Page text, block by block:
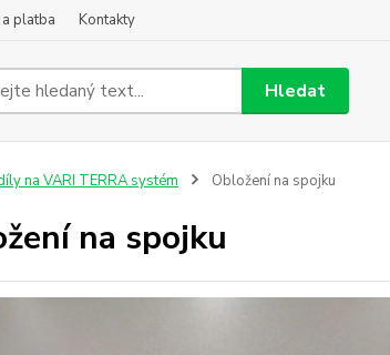
platba Kontakty
Hledat
na VARI TERRA systém Obložení na spojku
na spojku